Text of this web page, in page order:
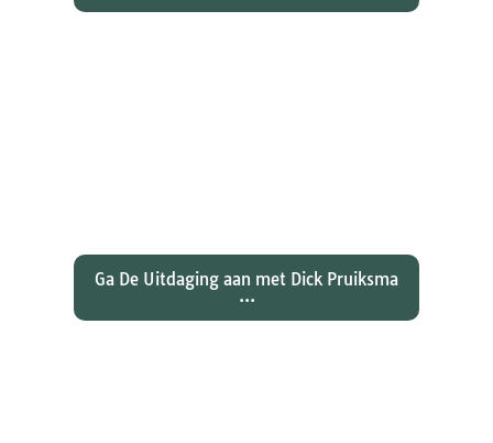
Ga De Uitdaging aan met Dick Pruiksma
...